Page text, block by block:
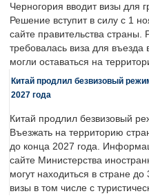
Черногория вводит визы для
Решение вступит в силу с 1
сайте правительства
требовалась виза для
могли оставаться на
Китай продлил безвизовый
2027 года
Китай продлил безвизовый
Въезжать на территорию
до конца 2027 года.
сайте Министерства
могут находиться в стране
визы в том числе с